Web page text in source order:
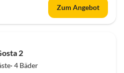
Zum Angebot
2
4 Bäder